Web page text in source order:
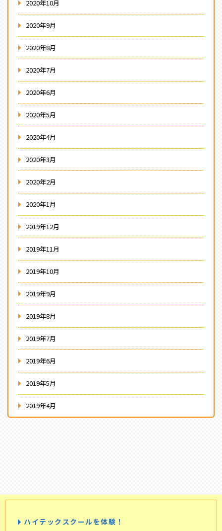
2020年10月
2020年9月
2020年8月
2020年7月
2020年6月
2020年5月
2020年4月
2020年3月
2020年2月
2020年1月
2019年12月
2019年11月
2019年10月
2019年9月
2019年8月
2019年7月
2019年6月
2019年5月
2019年4月
ハイテックスクールを体験！